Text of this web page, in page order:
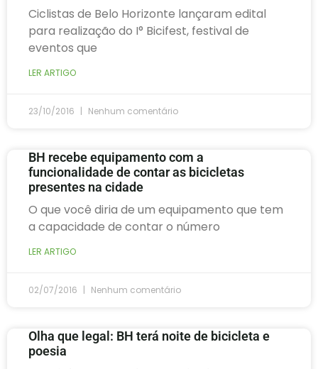
Ciclistas de Belo Horizonte lançaram edital
para realização do I° Bicifest, festival de
eventos que
LER ARTIGO
23/10/2016 Nenhum comentário
BH recebe equipamento com a
funcionalidade de contar as bicicletas
presentes na cidade
O que você diria de um equipamento que tem
a capacidade de contar o número
LER ARTIGO
02/07/2016 Nenhum comentário
Olha que legal: BH terá noite de bicicleta e
poesia